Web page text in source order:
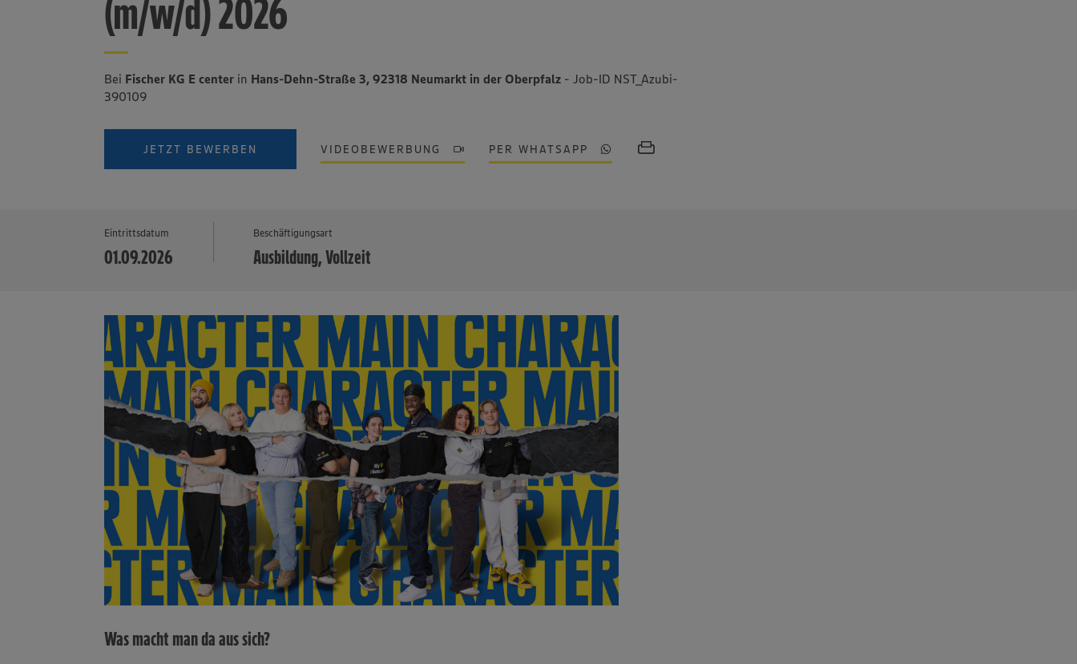
(m/w/d) 2026
Bei Fischer KG E center in Hans-Dehn-Straße 3, 92318 Neumarkt in der Oberpfalz - Job-ID NST_Azubi-
390109
JETZT BEWERBEN VIDEOBEWERBUNG PER WHATSAPP
Eintrittsdatum
01.09.2026
Beschäftigungsart
Ausbildung, Vollzeit
Was macht man da aus sich?